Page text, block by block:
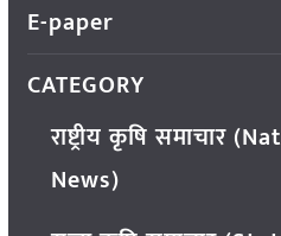
E-paper
CATEGORY
राष्ट्रीय कृषि समाचार
News)